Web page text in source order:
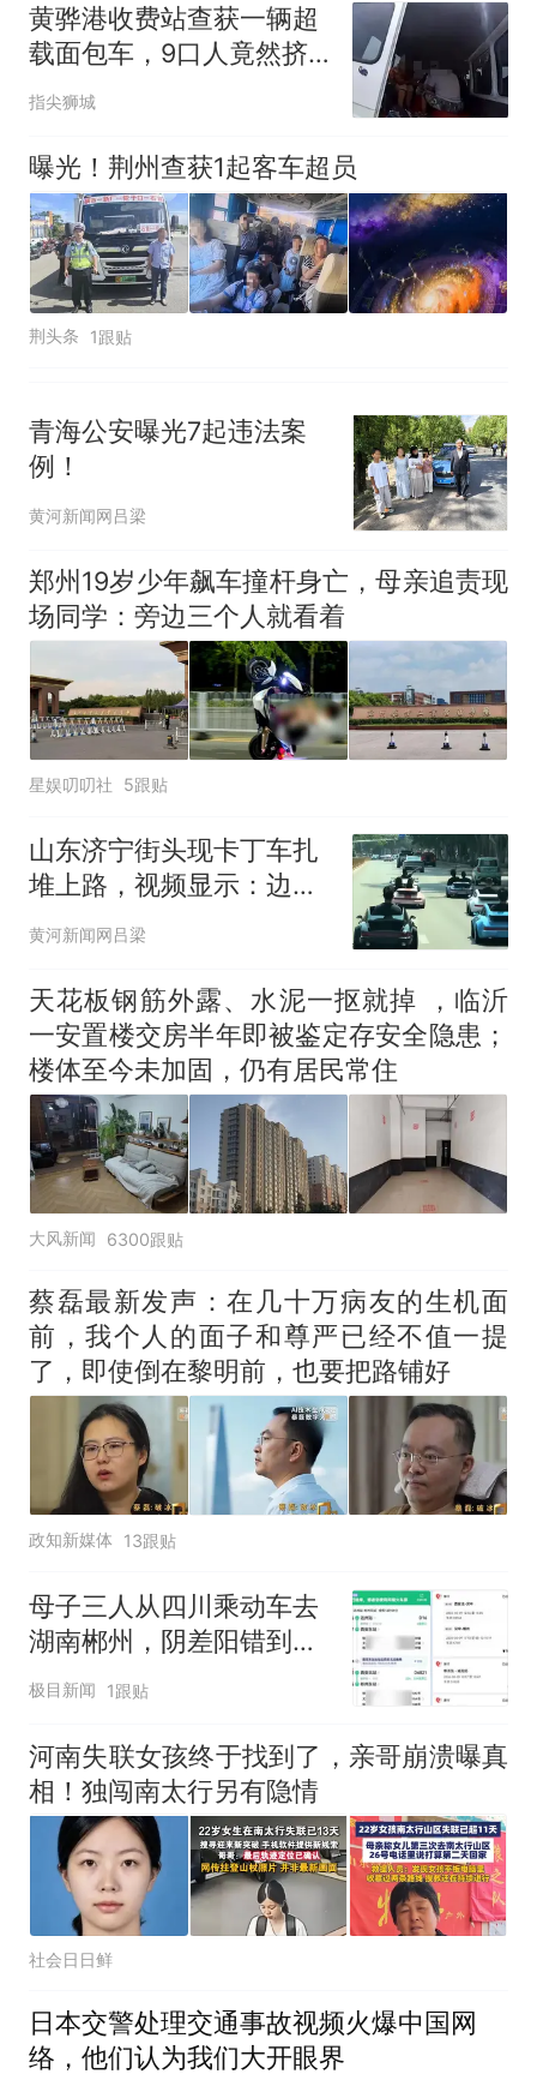
黄骅港收费站查获一辆超
载面包车，9口人竟然挤
在一起
指尖狮城
曝光！荆州查获1起客车超员
荆头条 1跟贴
青海公安曝光7起违法案
例！
黄河新闻网吕梁
郑州19岁少年飙车撞杆身亡，母亲追责现
场同学：旁边三个人就看着
星娱叨叨社 5跟贴
山东济宁街头现卡丁车扎
堆上路，视频显示：边开
车边玩手机，还占道行驶
黄河新闻网吕梁
天花板钢筋外露、水泥一抠就掉 ，临沂
一安置楼交房半年即被鉴定存安全隐患；
楼体至今未加固，仍有居民常住
大风新闻 6300跟贴
蔡磊最新发声：在几十万病友的生机面
前，我个人的面子和尊严已经不值一提
了，即使倒在黎明前，也要把路铺好
政知新媒体 13跟贴
母子三人从四川乘动车去
湖南郴州，阴差阳错到了
陕西彬州，当事人：买票
时打错字了，难怪越走越
冷
极目新闻 1跟贴
河南失联女孩终于找到了，亲哥崩溃曝真
相！独闯南太行另有隐情
社会日日鲜
日本交警处理交通事故视频火爆中国网
络，他们认为我们大开眼界